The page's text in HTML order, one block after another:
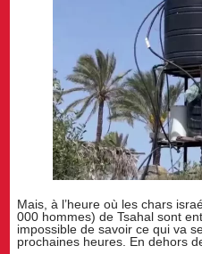
Mais, à l’heure où les chars
000 hommes) de Tsahal sont
impossible de savoir ce qui va
prochaines heures. En dehors